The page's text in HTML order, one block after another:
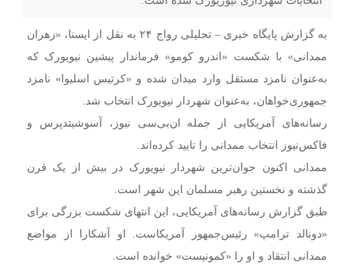
به گزارش پایگاه خبری – تحلیلی رواج ۲۴ به نقل از ایسنا، «زهران
ممدانی» با شکست «اندرو کومو» فرماندار پیشین نیویورک که
به‌عنوان نامزد مستقل وارد میدان شده و «کرتیس اسلیوا» نامزد
جمهوری‌خواهان، به‌عنوان شهردار نیویورک انتخاب شد.
رسانه‌های آمریکایی از جمله ان‌بی‌سی نیوز، آسوشیتدپرس و
فاکس‌نیوز انتخاب ممدانی را تایید کرده‌اند.
ممدانی اکنون جوان‌ترین شهردار نیویورک در بیش از یک قرن
گذشته و نخستین رهبر مسلمان این شهر است.
طبق گزارش‌ رسانه‌های آمریکایی، این انتهای شکست بزرگی برای
«دونالد ترامپ» رئیس‌جمهور آمریکاست. او آشکارا از مواضع
ممدانی انتقاد و او را «کمونیست» خوانده است.